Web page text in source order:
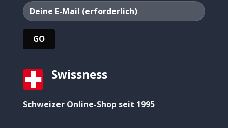
Swissness
Schweizer Online-Shop seit 1995